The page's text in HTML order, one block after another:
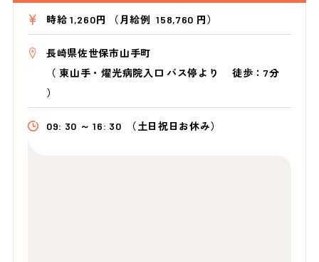
時給 1,260円 （月給例 158,760 円）
長崎県佐世保市山手町
（東山手・燿光病院入口 バス停より 徒歩：7分
）
09: 30 ～ 16: 30 （土日祝日お休み）